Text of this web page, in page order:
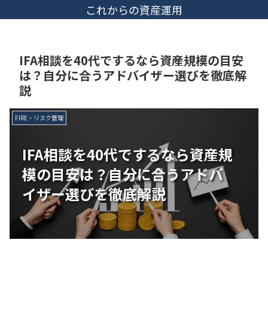
これからの資産運用
IFA相談を40代でするなら資産規模の目安
は？自分に合うアドバイザー選びを徹底解
説
IFA相談を40代でするなら資産規
模の目安は？自分に合うアドバ
イザー選びを徹底解説
FIRE・リスク管理